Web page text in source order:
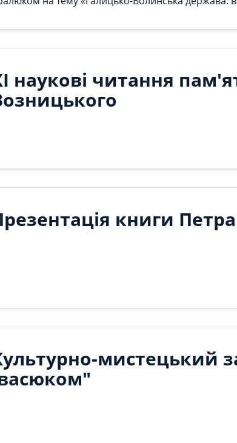
років із часу утворення Галицько-Волинської
наукові читання
книги
мистецький